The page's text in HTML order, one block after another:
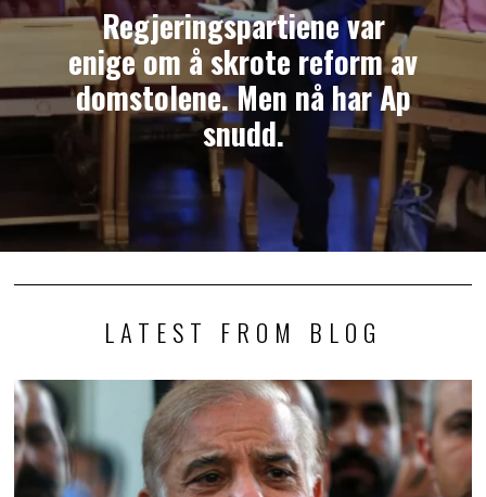
Regjeringspartiene var
enige om å skrote reform av
domstolene. Men nå har Ap
snudd.
LATEST FROM BLOG